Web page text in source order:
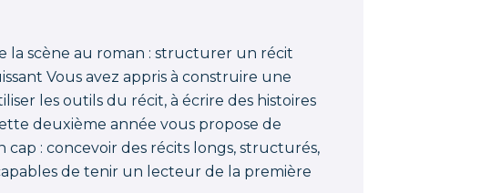
la scène au roman : structurer un récit
Vous avez appris à construire une
les outils du récit, à écrire des histoires
deuxième année vous propose de
cap : concevoir des récits longs, structurés,
de tenir un lecteur de la première